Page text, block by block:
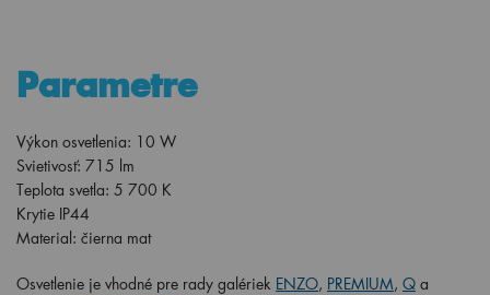
Parametre
Výkon osvetlenia: 10 W
Svietivosť: 715 lm
Teplota svetla: 5 700 K
Krytie IP44
Material: čierna mat
Osvetlenie je vhodné pre rady galériek ENZO, PREMIUM, Q a